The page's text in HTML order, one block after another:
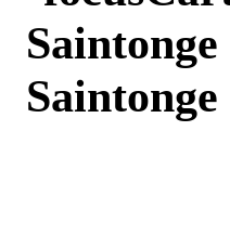
Saintonge